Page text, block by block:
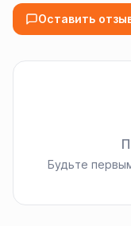
Оставить
Будьте